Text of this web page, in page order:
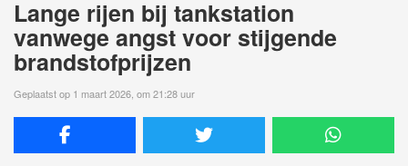
Lange rijen bij tankstation
vanwege angst voor stijgende
brandstofprijzen
Geplaatst op 1 maart 2026, om 21:28 uur